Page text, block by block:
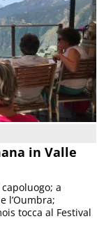
in Valle
a
l’Oumbra;
tocca al Festival